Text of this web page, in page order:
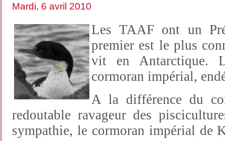
Mardi, 6 avril 2010
Les TAAF ont un
premier est le plus
vit en Antarctique.
cormoran impérial,
A la différence du
redoutable ravageur des
sympathie, le cormoran impérial de